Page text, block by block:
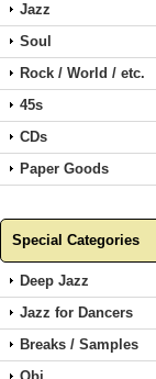
Jazz
Soul
Rock / World / etc.
45s
CDs
Paper Goods
Special Categories
Deep Jazz
Jazz for Dancers
Breaks / Samples